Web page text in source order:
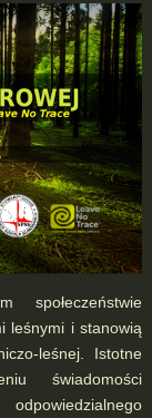
społeczeństwie
leśnymi i stanowią
leśnej. Istotne
świadomości